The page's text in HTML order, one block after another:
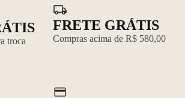
troca
FRETE GRÁTIS
Compras acima de R$ 580,00